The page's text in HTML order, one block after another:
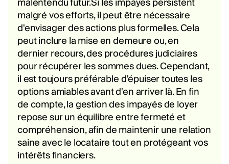
malgré vos efforts, il peut être nécessaire
d'envisager des actions plus formelles. Cela
peut inclure la mise en demeure ou, en
dernier recours, des procédures judiciaires
pour récupérer les sommes dues. Cependant,
il est toujours préférable d'épuiser toutes les
options amiables avant d'en arriver là. En fin
de compte, la gestion des impayés de loyer
repose sur un équilibre entre fermeté et
compréhension, afin de maintenir une relation
saine avec le locataire tout en protégeant vos
intérêts financiers.